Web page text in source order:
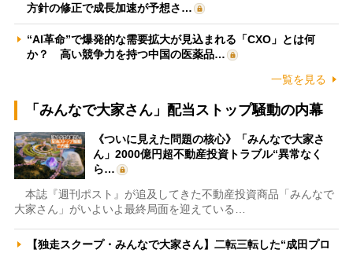
方針の修正で成長加速が予想さ…
“AI革命”で爆発的な需要拡大が見込まれる「CXO」とは何
か？ 高い競争力を持つ中国の医薬品…
一覧を見る
「みんなで大家さん」配当ストップ騒動の内幕
《ついに見えた問題の核心》「みんなで大家さ
ん」2000億円超不動産投資トラブル“異常なく
ら…
本誌『週刊ポスト』が追及してきた不動産投資商品「みんなで
大家さん」がいよいよ最終局面を迎えている…
【独走スクープ・みんなで大家さん】二転三転した“成田プロ